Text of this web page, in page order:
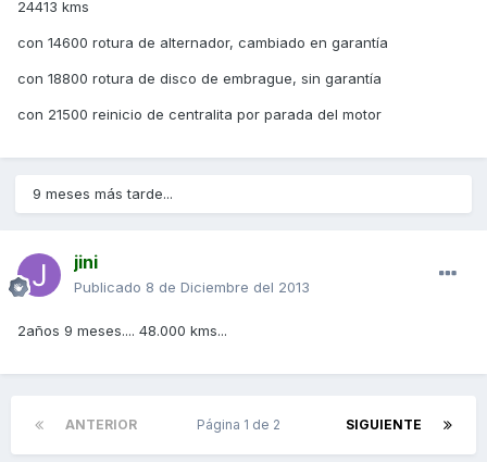
24413 kms
con 14600 rotura de alternador, cambiado en garantía
con 18800 rotura de disco de embrague, sin garantía
con 21500 reinicio de centralita por parada del motor
9 meses más tarde...
jini
Publicado 8 de Diciembre del 2013
2años 9 meses.... 48.000 kms...
ANTERIOR SIGUIENTE
Página 1 de 2